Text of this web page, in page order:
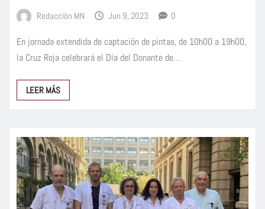
Redacción MN Jun 9, 2023 0
En jornada extendida de captación de pintas, de 10h00 a 19h00,
la Cruz Roja celebrará el Día del Donante de…
LEER MÁS